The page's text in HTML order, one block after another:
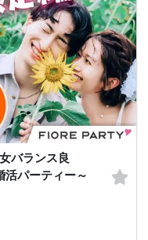
バランス良
パーティー～